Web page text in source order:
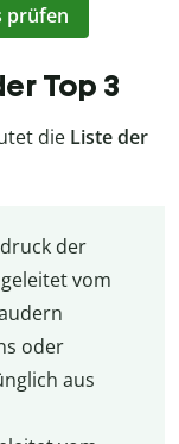
prüfen
Top 3
die Liste der
der
vom
oder
aus